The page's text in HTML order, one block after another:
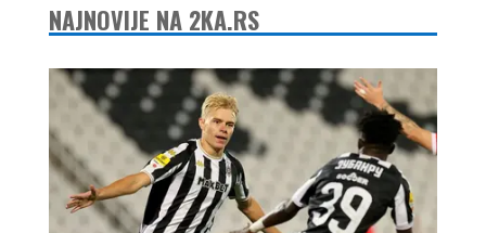
NAJNOVIJE NA 2KA.RS